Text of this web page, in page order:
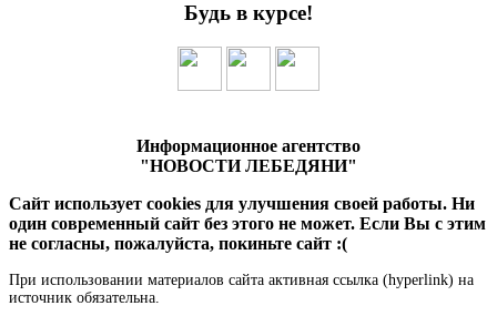
Будь в курсе!
Информационное агентство
"НОВОСТИ ЛЕБЕДЯНИ"
Сайт использует cookies для улучшения своей работы. Ни
один современный сайт без этого не может. Если Вы с этим
не согласны, пожалуйста, покиньте сайт :(
При использовании материалов сайта активная ссылка (hyperlink) на
источник обязательна.